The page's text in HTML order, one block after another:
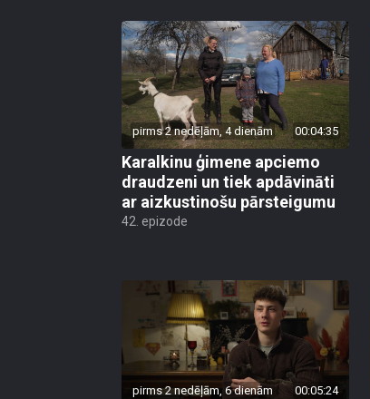
pirms 2 nedēļām, 4 dienām 00:04:35
Karalkinu ģimene apciemo
draudzeni un tiek apdāvināti
ar aizkustinošu pārsteigumu
42. epizode
pirms 2 nedēļām, 6 dienām 00:05:24